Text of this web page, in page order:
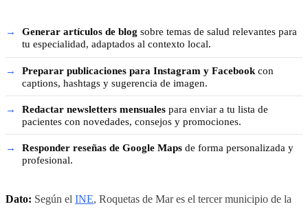
Generar artículos de blog sobre temas de salud relevantes para
tu especialidad, adaptados al contexto local.
Preparar publicaciones para Instagram y Facebook con
captions, hashtags y sugerencia de imagen.
Redactar newsletters mensuales para enviar a tu lista de
pacientes con novedades, consejos y promociones.
Responder reseñas de Google Maps de forma personalizada y
profesional.
Dato: Según el INE, Roquetas de Mar es el tercer municipio de la